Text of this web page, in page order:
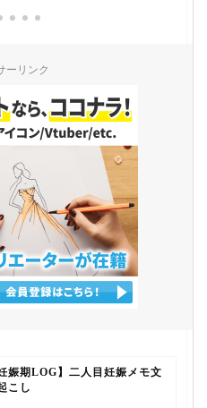
ーリンク
妊娠期LOG】二人目妊娠メモ文
こし